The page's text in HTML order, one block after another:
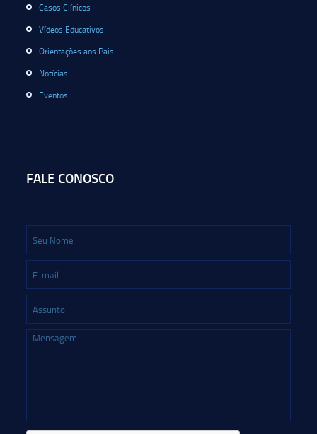
Casos Clínicos
Vídeos Educativos
Orientações aos Pais
Notícias
Eventos
FALE CONOSCO